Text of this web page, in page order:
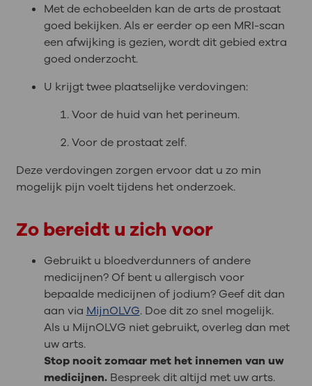
Met de echobeelden kan de arts de prostaat
goed bekijken. Als er eerder op een MRI-scan
een afwijking is gezien, wordt dit gebied extra
goed onderzocht.
U krijgt twee plaatselijke verdovingen:
Voor de huid van het perineum.
Voor de prostaat zelf.
Deze verdovingen zorgen ervoor dat u zo min
mogelijk pijn voelt tijdens het onderzoek.
Zo bereidt u zich voor
Gebruikt u bloedverdunners of andere
medicijnen? Of bent u allergisch voor
bepaalde medicijnen of jodium? Geef dit dan
aan via MijnOLVG. Doe dit zo snel mogelijk.
Als u MijnOLVG niet gebruikt, overleg dan met
uw arts.
Stop nooit zomaar met het innemen van uw
medicijnen.Bespreek dit altijd met uw arts.